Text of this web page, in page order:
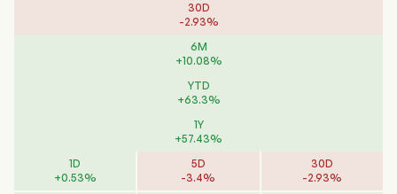
30D
-2.93%
6M
+10.08%
YTD
+63.3%
1Y
+57.43%
1D
+0.53%
5D
-3.4%
30D
-2.93%